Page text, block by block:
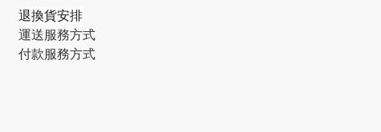
退換貨安排
運送服務方式
付款服務方式​​​